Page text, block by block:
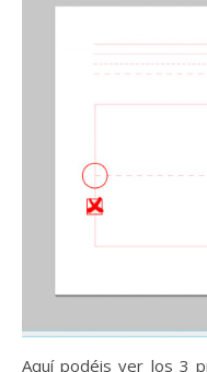
Aquí podéis ver los 3